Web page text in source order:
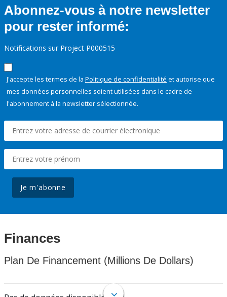
Abonnez-vous à notre newsletter
pour rester informé:
Notifications sur Project P000515
J'accepte les termes de la Politique de confidentialité et autorise que
mes données personnelles soient utilisées dans le cadre de
l'abonnement à la newsletter sélectionnée.
Je m'abonne
Finances
Plan De Financement (Millions De Dollars)